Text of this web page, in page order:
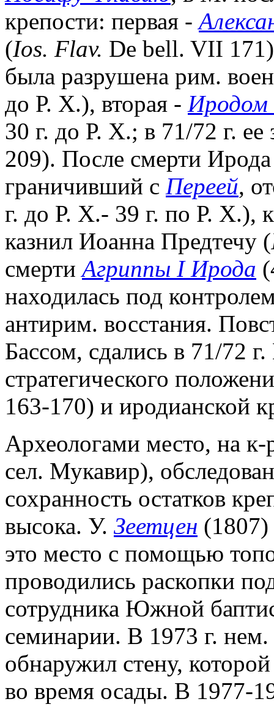
крепости: первая -
(Ios. Flav. De bell. VII
была разрушена рим.
до Р. Х.), вторая - Иродом
30 г. до Р. Х.; в 71/72 г.
209). После смерти
граничивший с Переей,
г. до Р. Х.- 39 г. по Р. Х.),
казнил Иоанна Предтечу (
смертиАгриппы I Ирода
находилась под
антирим. восстания.
Бассом, сдались в 71/72
стратегического
163-170) и иродианской
Археологами место, на к-
сел. Мукавир),
сохранность остатков
высока. У. Зеетцен (1807)
это место с помощью
проводились раскопки
сотрудника Южной
семинарии. В 1973 г.
обнаружил стену,
во время осады. В 1977-